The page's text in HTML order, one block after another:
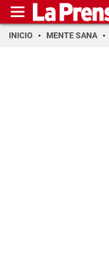
INICIO MENTE SANA